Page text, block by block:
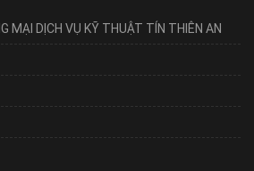
MẠI DỊCH VỤ KỸ THUẬT TÍN THIÊN AN